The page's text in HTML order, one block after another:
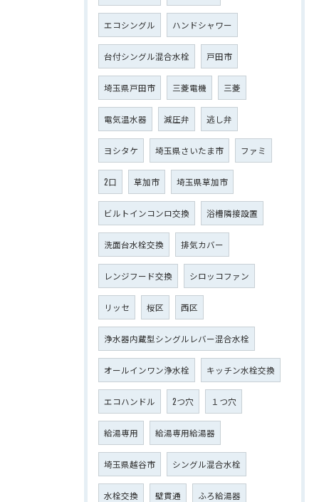
エコシングル ハンドシャワー
台付シングル混合水栓 戸田市
埼玉県戸田市 三菱電機 三菱
電気温水器 減圧弁 逃し弁
ヨシタケ 埼玉県さいたま市 ファミ
2口 草加市 埼玉県草加市
ビルトインコンロ交換 浴槽隣接設置
洗面台水栓交換 排気カバー
レンジフード交換 シロッコファン
リッセ 桜区 西区
浄水器内蔵型シングルレバー混合水栓
オールインワン浄水栓 キッチン水栓交換
エコハンドル 2つ穴 １つ穴
給湯専用 給湯専用給湯器
埼玉県越谷市 シングル混合水栓
水栓交換 壁貫通 ふろ給湯器